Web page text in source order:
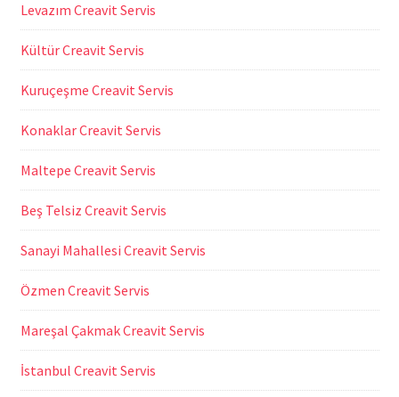
Levazım Creavit Servis
Kültür Creavit Servis
Kuruçeşme Creavit Servis
Konaklar Creavit Servis
Maltepe Creavit Servis
Beş Telsiz Creavit Servis
Sanayi Mahallesi Creavit Servis
Özmen Creavit Servis
Mareşal Çakmak Creavit Servis
İstanbul Creavit Servis